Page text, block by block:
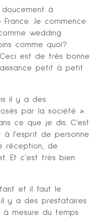
à
Je commence
wedding
comme quoi?
est de très bonne
petit à petit
il y a des
par la société ».
ce que je dis. C’est
l’esprit de personne
réception, de
Et c’est très bien
et il faut le
il y a des prestataires
mesure du temps